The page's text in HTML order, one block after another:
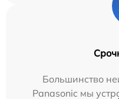
Большинство
Panasonic мы